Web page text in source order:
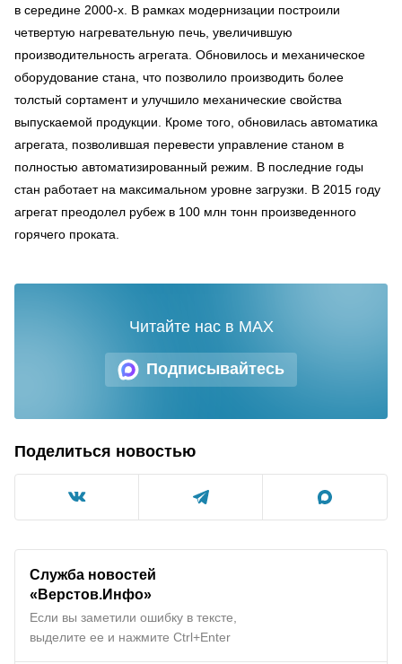
в середине 2000-х. В рамках модернизации построили
четвертую нагревательную печь, увеличившую
производительность агрегата. Обновилось и механическое
оборудование стана, что позволило производить более
толстый сортамент и улучшило механические свойства
выпускаемой продукции. Кроме того, обновилась автоматика
агрегата, позволившая перевести управление станом в
полностью автоматизированный режим. В последние годы
стан работает на максимальном уровне загрузки. В 2015 году
агрегат преодолел рубеж в 100 млн тонн произведенного
горячего проката.
Подписывайтесь
Читайте нас в MAX
Поделиться новостью
Служба новостей
«Верстов.Инфо»
Если вы заметили ошибку в тексте,
выделите ее и нажмите Ctrl+Enter